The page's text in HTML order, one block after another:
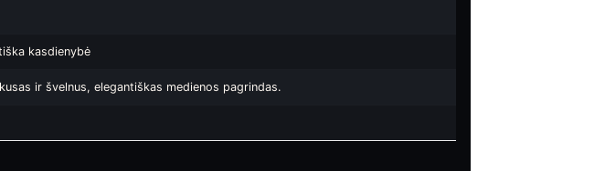
kasdienybė
ir švelnus, elegantiškas medienos pagrindas.